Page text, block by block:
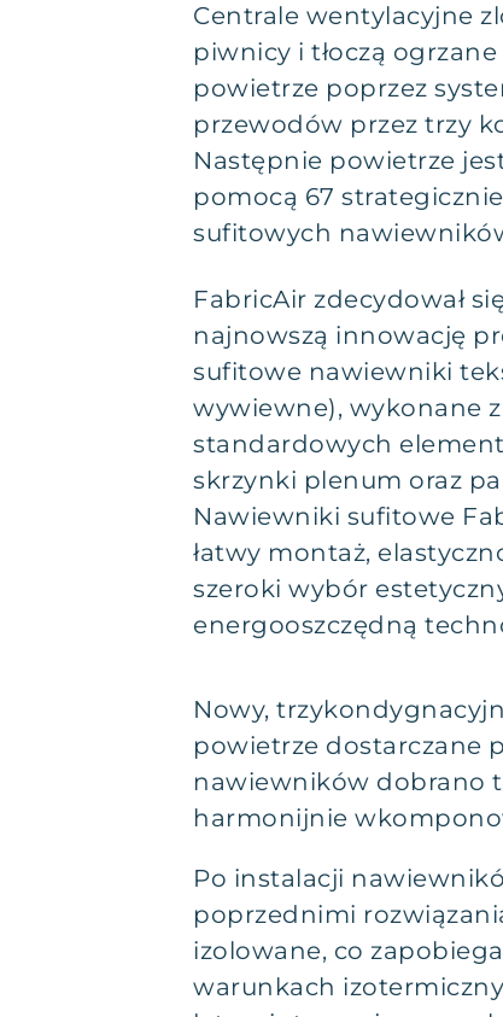
Centrale wentylacyjne
piwnicy i tłoczą
powietrze poprzez
przewodów przez trzy
Następnie powietrze
pomocą 67
sufitowych
FabricAir zdecydował
najnowszą innowację
sufitowe nawiewniki
wywiewne), wykonane
standardowych
skrzynki plenum oraz
Nawiewniki sufitowe
łatwy montaż,
szeroki wybór
energooszczędną
Nowy,
powietrze dostarczane
nawiewników dobrano
harmonijnie
Po instalacji
poprzednimi
izolowane, co
warunkach